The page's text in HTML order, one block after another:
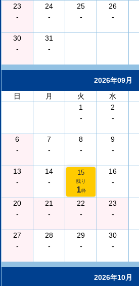
23
-
24
-
25
-
26
-
30
-
31
-
2026年09月
日
月 火 水
1
-
2
-
6
-
7
-
8
-
9
-
13
-
14
-
15
残り
1枠
16
-
20
-
21
-
22
-
23
-
27
-
28
-
29
-
30
-
2026年10月